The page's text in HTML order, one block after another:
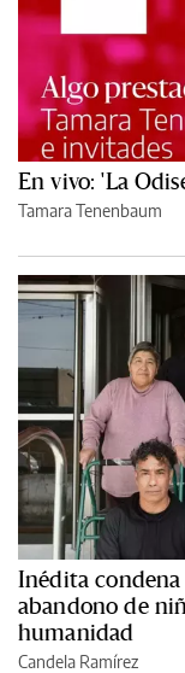
En vivo: 'La
Tamara Tenenbaum
Inédita condena
abandono de
humanidad
Candela Ramírez